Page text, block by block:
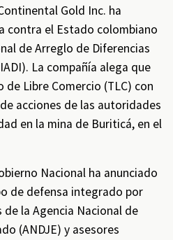
Gold Inc. ha
contra el Estado colombiano
de Arreglo de Diferencias
La compañía alega que
Libre Comercio (TLC) con
acciones de las autoridades
en la mina de Buriticá, en el
Nacional ha anunciado
de defensa integrado por
la Agencia Nacional de
(ANDJE) y asesores